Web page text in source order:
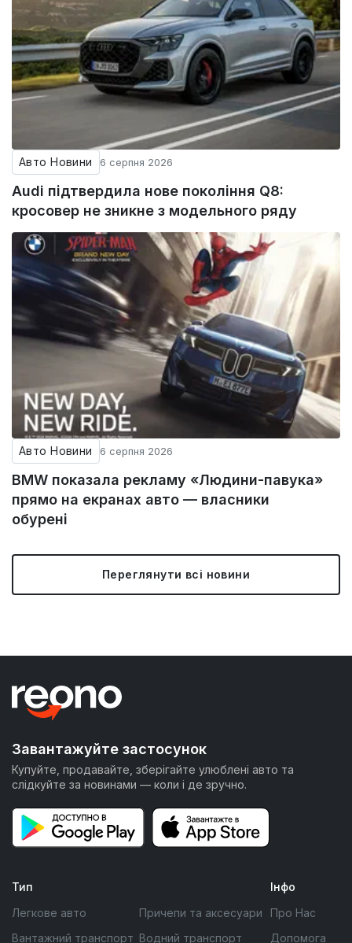
Авто Новини 6 серпня 2026
Audi підтвердила нове покоління Q8:
кросовер не зникне з модельного ряду
Авто Новини 6 серпня 2026
BMW показала рекламу «Людини-павука»
прямо на екранах авто — власники
обурені
Переглянути всі новини
Завантажуйте застосунок
Купуйте, продавайте, зберігайте улюблені авто та
слідкуйте за новинами — коли і де зручно.
Тип
Легкове авто
Вантажний транспорт
Причепи та аксесуари
Водний транспорт
Інфо
Про Нас
Допомога